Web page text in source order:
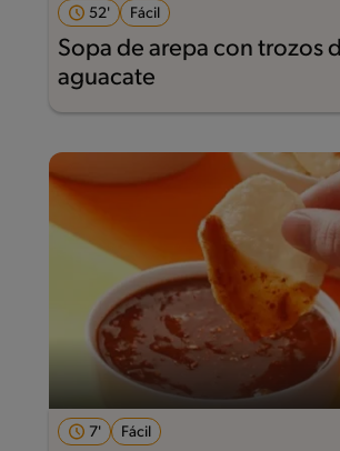
52' Fácil
Sopa de arepa con trozos
aguacate
7' Fácil